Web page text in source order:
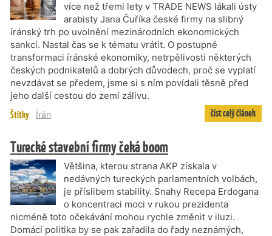
více než třemi lety v TRADE NEWS lákali ústy
arabisty Jana Čuříka české firmy na slibný
íránský trh po uvolnění mezinárodních ekonomických
sankcí. Nastal čas se k tématu vrátit. O postupné
transformaci íránské ekonomiky, netrpělivosti některých
českých podnikatelů a dobrých důvodech, proč se vyplatí
nevzdávat se předem, jsme si s ním povídali těsně před
jeho další cestou do zemí zálivu.
Štítky Írán číst celý článek
Turecké stavební firmy čeká boom
Většina, kterou strana AKP získala v
nedávných tureckých parlamentních volbách,
je příslibem stability. Snahy Recepa Erdogana
o koncentraci moci v rukou prezidenta
nicméně toto očekávání mohou rychle změnit v iluzi.
Domácí politika by se pak zařadila do řady neznámých,